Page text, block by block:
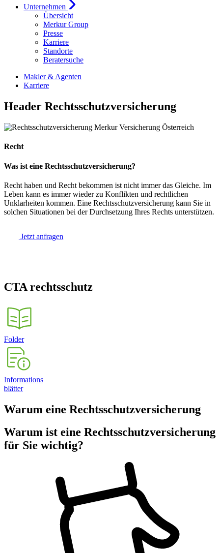
Unternehmen
Übersicht
Merkur Group
Presse
Karriere
Standorte
Beratersuche
Makler & Agenten
Karriere
Header Rechtsschutzversicherung
Recht
Was ist eine Rechtsschutzversicherung?
Recht haben und Recht bekommen ist nicht immer das Gleiche. Im
Leben kann es immer wieder zu Konflikten und rechtlichen
Unklarheiten kommen. Eine Rechtsschutzversicherung kann Sie in
solchen Situationen bei der Durchsetzung Ihres Rechts unterstützen.
Jetzt anfragen
CTA rechtsschutz
Folder
Informations
blätter
Warum eine Rechtsschutzversicherung
Warum ist eine Rechtsschutzversicherung
für Sie wichtig?